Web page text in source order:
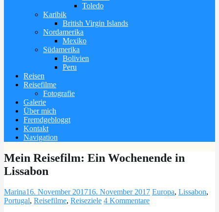
Toledo
Karibik
British Virgin Islands
Nordamerika
Mexiko
Südamerika
Bolivien
Peru
Reisen
Reisefilme
Fotografie
Galerie
Über mich
Fremdgebloggt
Kontakt
Navigation
Mein Reisefilm: Ein Wochenende in
Lissabon
Marina16. November 201716. November 2017 Europa, Lissabon,
Portugal, Reisefilme, Reiseziele 4 Kommentare